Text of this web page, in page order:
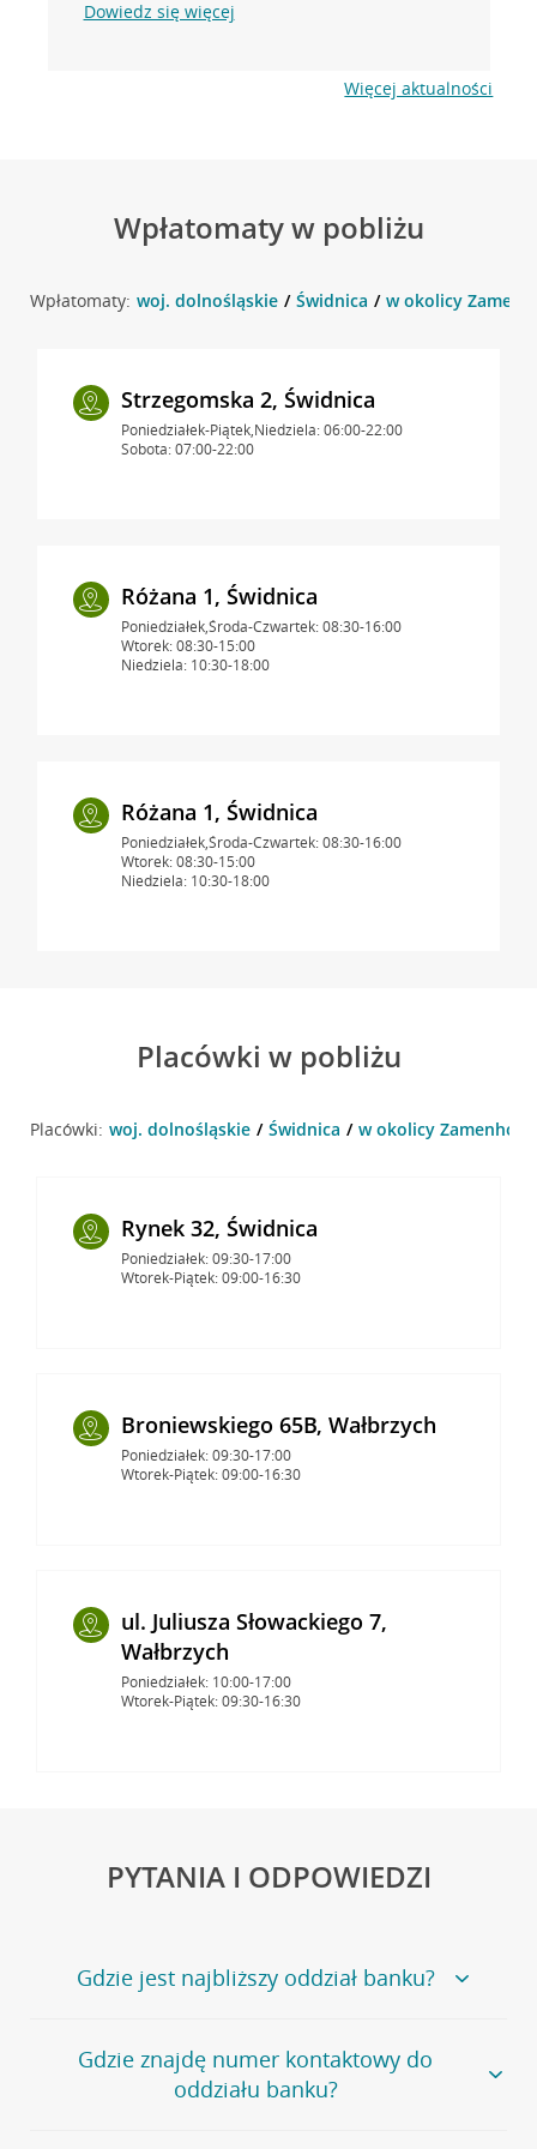
Dowiedz się więcej
Więcej aktualności
Wpłatomaty w pobliżu
Wpłatomaty: woj. dolnośląskie Świdnica w okolicy
Strzegomska 2, Świdnica
Poniedziałek-Piątek,Niedziela: 06:00-22:00
Sobota: 07:00-22:00
Różana 1, Świdnica
Poniedziałek,Środa-Czwartek: 08:30-16:00
Wtorek: 08:30-15:00
Niedziela: 10:30-18:00
Różana 1, Świdnica
Poniedziałek,Środa-Czwartek: 08:30-16:00
Wtorek: 08:30-15:00
Niedziela: 10:30-18:00
Placówki w pobliżu
Placówki: woj. dolnośląskie Świdnica w okolicy
Rynek 32, Świdnica
Poniedziałek: 09:30-17:00
Wtorek-Piątek: 09:00-16:30
Broniewskiego 65B, Wałbrzych
Poniedziałek: 09:30-17:00
Wtorek-Piątek: 09:00-16:30
ul. Juliusza Słowackiego 7,
Wałbrzych
Poniedziałek: 10:00-17:00
Wtorek-Piątek: 09:30-16:30
PYTANIA I ODPOWIEDZI
Gdzie jest najbliższy oddział banku?
Jeśli szukasz oddziału naszego banku, zapraszamy na
stronęPlacówki i bankomaty, na której znajduje się
wygodna wyszukiwarka.
Gdzie znajdę numer kontaktowy do
oddziału banku?